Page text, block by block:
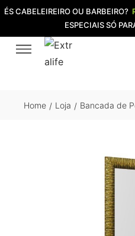
ÉS CABELEIREIRO OU BARBEIRO?
ESPECIAIS SÓ
Home / Loja / Bancada de